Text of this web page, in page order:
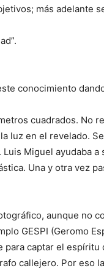
más adelante
conocimiento
cuadrados. No
luz en el revelado.
Miguel ayudaba a
Una y otra vez
aunque no
GESPI (Geromo
para captar el espíritu
callejero. Por eso